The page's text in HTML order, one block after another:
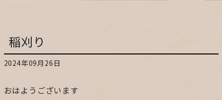
施工実績
稲刈り
2024年09月26日
おはようございます